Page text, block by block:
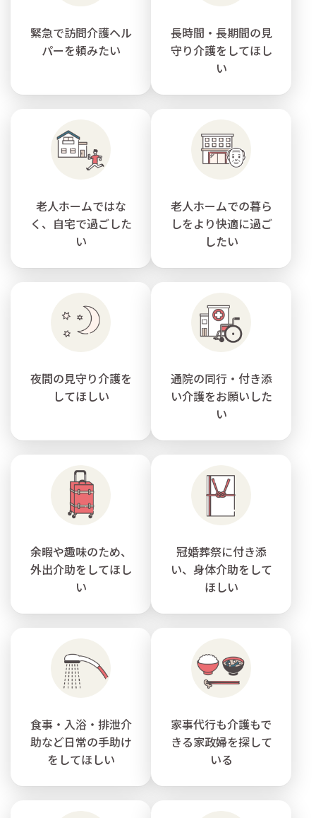
緊急で訪問介護ヘル
パーを頼みたい
長時間・長期間の見
守り介護をしてほし
い
老人ホームではな
く、自宅で過ごした
い
老人ホームでの暮ら
しをより快適に過ご
したい
夜間の見守り介護を
してほしい
通院の同行・付き添
い介護をお願いした
い
余暇や趣味のため、
外出介助をしてほし
い
冠婚葬祭に付き添
い、身体介助をして
ほしい
食事・入浴・排泄介
助など日常の手助け
をしてほしい
家事代行も介護もで
きる家政婦を探して
いる